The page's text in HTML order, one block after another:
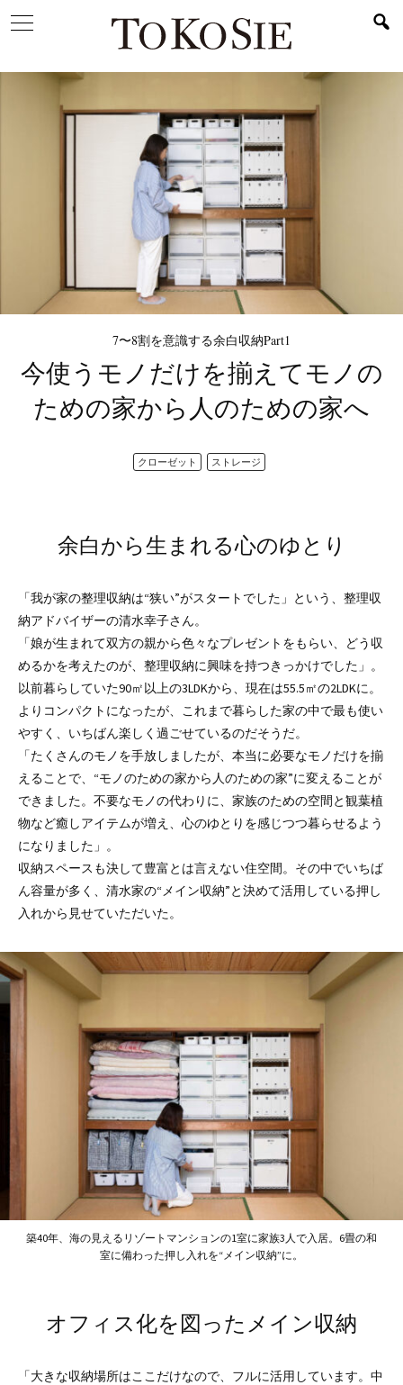
7〜8割を意識する余白収納Part1
今使うモノだけを揃えてモノの
ための家から人のための家へ
クローゼット ストレージ
余白から生まれる心のゆとり
「我が家の整理収納は“狭い”がスタートでした」という、整理収
納アドバイザーの清水幸子さん。
「娘が生まれて双方の親から色々なプレゼントをもらい、どう収
めるかを考えたのが、整理収納に興味を持つきっかけでした」。
以前暮らしていた90㎡以上の3LDKから、現在は55.5㎡の2LDKに。
よりコンパクトになったが、これまで暮らした家の中で最も使い
やすく、いちばん楽しく過ごせているのだそうだ。
「たくさんのモノを手放しましたが、本当に必要なモノだけを揃
えることで、“モノのための家から人のための家”に変えることが
できました。不要なモノの代わりに、家族のための空間と観葉植
物など癒しアイテムが増え、心のゆとりを感じつつ暮らせるよう
になりました」。
収納スペースも決して豊富とは言えない住空間。その中でいちば
ん容量が多く、清水家の“メイン収納”と決めて活用している押し
入れから見せていただいた。
築40年、海の見えるリゾートマンションの1室に家族3人で入居。6畳の和
室に備わった押し入れを“メイン収納”に。
オフィス化を図ったメイン収納
「大きな収納場所はここだけなので、フルに活用しています。中